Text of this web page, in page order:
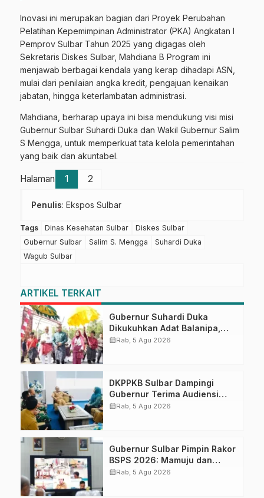
Inovasi ini merupakan bagian dari Proyek Perubahan
Pelatihan Kepemimpinan Administrator (PKA) Angkatan I
Pemprov Sulbar Tahun 2025 yang digagas oleh
Sekretaris Diskes Sulbar, Mahdiana B Program ini
menjawab berbagai kendala yang kerap dihadapi ASN,
mulai dari penilaian angka kredit, pengajuan kenaikan
jabatan, hingga keterlambatan administrasi.
Mahdiana, berharap upaya ini bisa mendukung visi misi
Gubernur Sulbar Suhardi Duka dan Wakil Gubernur Salim
S Mengga, untuk memperkuat tata kelola pemerintahan
yang baik dan akuntabel.
Halaman 1 2
Penulis: Ekspos Sulbar
Tags Dinas Kesehatan Sulbar
Diskes Sulbar
Gubernur Sulbar
Salim S. Mengga
Suhardi Duka
Wagub Sulbar
ARTIKEL TERKAIT
Gubernur Suhardi Duka
Dikukuhkan Adat Balanipa,
Raih Gelar Sulo Tappidena
calendar_monthRab, 5 Agu 2026
DKPPKB Sulbar Dampingi
Gubernur Terima Audiensi
Kepala Rumah Sakit TK. III
calendar_monthRab, 5 Agu 2026
Gubernur Sulbar Pimpin Rakor
BSPS 2026: Mamuju dan
Pasangkayu Masih Nol
calendar_monthRab, 5 Agu 2026